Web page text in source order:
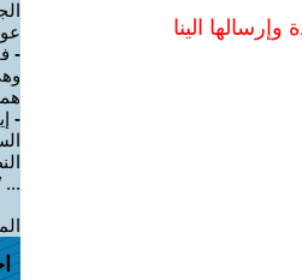
الينا
-
-
...